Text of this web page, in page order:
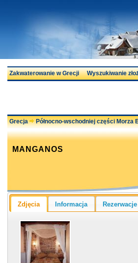
Zakwaterowanie w Grecji Wyszukiwanie
Grecja Północno-wschodniej części Morza
MANGANOS
Zdjęcia Informacja Rezerwacje